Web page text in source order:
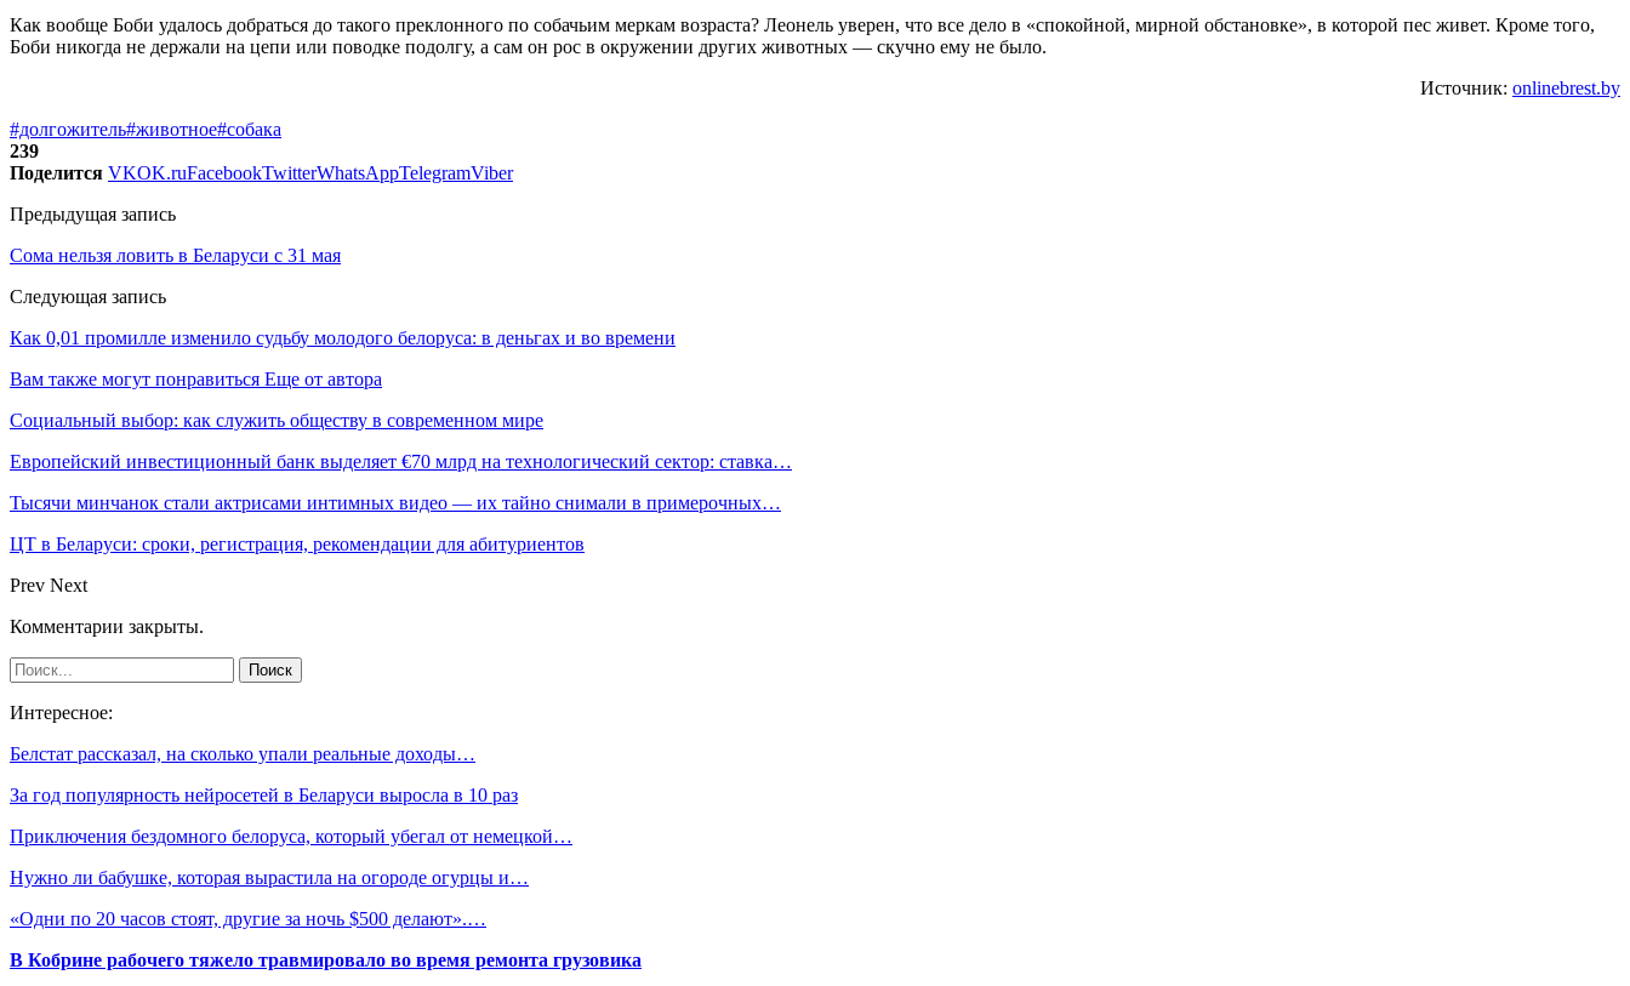
Как вообще Боби удалось добраться до такого преклонного по собачьим меркам возраста? Леонель уверен, что все дело в «спокойной, мирной обстановке», в которой пес живет. Кроме того,
Боби никогда не держали на цепи или поводке подолгу, а сам он рос в окружении других животных — скучно ему не было.
Источник: onlinebrest.by
#долгожитель#животное#собака
239
Поделится VKOK.ruFacebookTwitterWhatsAppTelegramViber
Предыдущая запись
Сома нельзя ловить в Беларуси с 31 мая
Следующая запись
Как 0,01 промилле изменило судьбу молодого белоруса: в деньгах и во времени
Вам также могут понравиться Еще от автора
Социальный выбор: как служить обществу в современном мире
Европейский инвестиционный банк выделяет €70 млрд на технологический сектор: ставка…
Тысячи минчанок стали актрисами интимных видео — их тайно снимали в примерочных…
ЦТ в Беларуси: сроки, регистрация, рекомендации для абитуриентов
Prev Next
Комментарии закрыты.
Интересное:
Белстат рассказал, на сколько упали реальные доходы…
За год популярность нейросетей в Беларуси выросла в 10 раз
Приключения бездомного белоруса, который убегал от немецкой…
Нужно ли бабушке, которая вырастила на огороде огурцы и…
«Одни по 20 часов стоят, другие за ночь $500 делают».…
В Кобрине рабочего тяжело травмировало во время ремонта грузовика